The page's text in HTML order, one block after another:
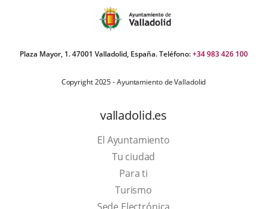
Plaza Mayor, 1. 47001 Valladolid, España. Teléfono:+34 983 426 100
Copyright 2025 - Ayuntamiento de Valladolid
valladolid.es
El Ayuntamiento
Tu ciudad
Para ti
TurismoThis
link
Sede Electrónica